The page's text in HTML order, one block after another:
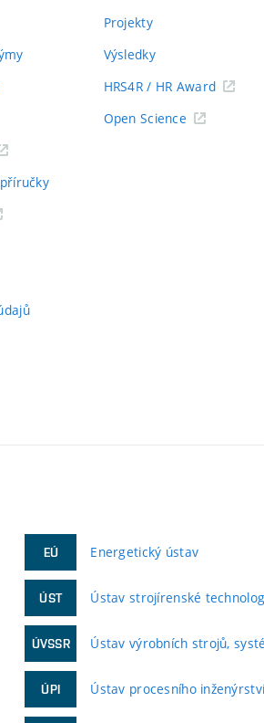
Projekty
Výsledky
HRS4R / HR Award
Open Science
EÚ Energetický ústav
ÚST Ústav strojírenské
ÚVSSR Ústav výrobních strojů,
ÚPI Ústav procesního